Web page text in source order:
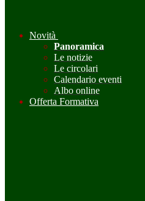
Novità
Panoramica
Le notizie
Le circolari
Calendario eventi
Albo online
Offerta Formativa